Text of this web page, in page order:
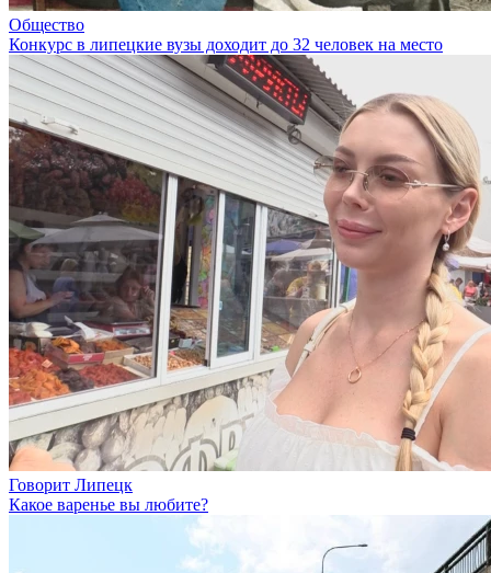
Общество
Конкурс в липецкие вузы доходит до 32 человек на место
Говорит Липецк
Какое варенье вы любите?